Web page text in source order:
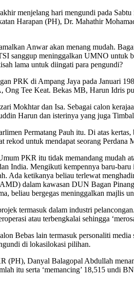
menjelang hari mengundi pada
Harapan (PH), Dr. Mahathir
Anwar akan menang mudah.
sanggup meninggalkan UMNO
lama untuk diingati para pengundi?
PRK di Ampang Jaya pada Januari
Tee Keat. Bekas MB, Harun Idris
Mokhtar dan Isa. Sebagai calon
Harun dan isterinya yang juga
Permatang Pauh itu. Di atas
rekod untuk mendapat seorang Perdana
PKR itu tidak memandang mudah
India. Mengikuti kempennya baru-
Ada ketikanya beliau terlewat
dalam kawasan DUN Bagan
beliau bergegas meninggalkan majlis
termasuk dalam industri
atau terbengkalai sehingga
Bebas lain termasuk personaliti
di lokasilokasi pilihan.
(PH), Danyal Balagopal Abdullah
itu serta ‘memancing’ 18,515 undi